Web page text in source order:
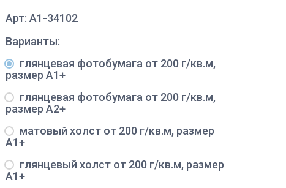
Арт: A1-34102
Варианты:
глянцевая фотобумага от 200 г/кв.м,
размер A1+
глянцевая фотобумага от 200 г/кв.м,
размер A2+
матовый холст от 200 г/кв.м, размер
A1+
глянцевый холст от 200 г/кв.м, размер
A1+